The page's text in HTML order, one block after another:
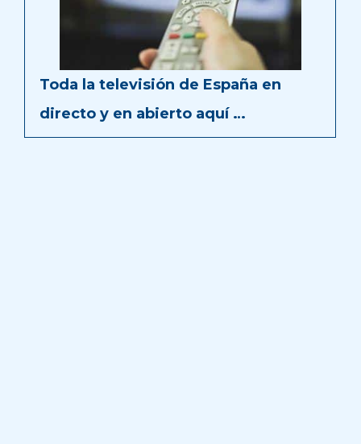
Toda la televisión de España en
directo y en abierto aquí …